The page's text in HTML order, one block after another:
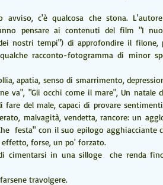
c'è qualcosa che stona.
pensare ai contenuti del film "I
nostri tempi") di approfondire il filone,
racconto-fotogramma di minor
apatia, senso di smarrimento,
va", "Gli occhi come il mare", Un natale
del male, capaci di provare
malvagità, vendetta, rancore: un
festa" con il suo epilogo agghiacciante
effetto, forse, un po' forzato.
cimentarsi in una silloge  che renda
travolgere.